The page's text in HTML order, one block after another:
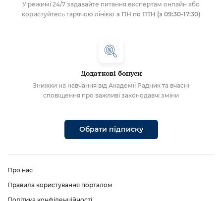
У режимі 24/7 задавайте питання експертам онлайн або
користуйтесь гарячою лінією з ПН по ПТН (з 09:30-17:30)
Додаткові бонуси
Знижки на навчання від Академії Радник та вчасні
сповіщення про важливі законодавчі зміни
Обрати підписку
Про нас
Правила користування порталом